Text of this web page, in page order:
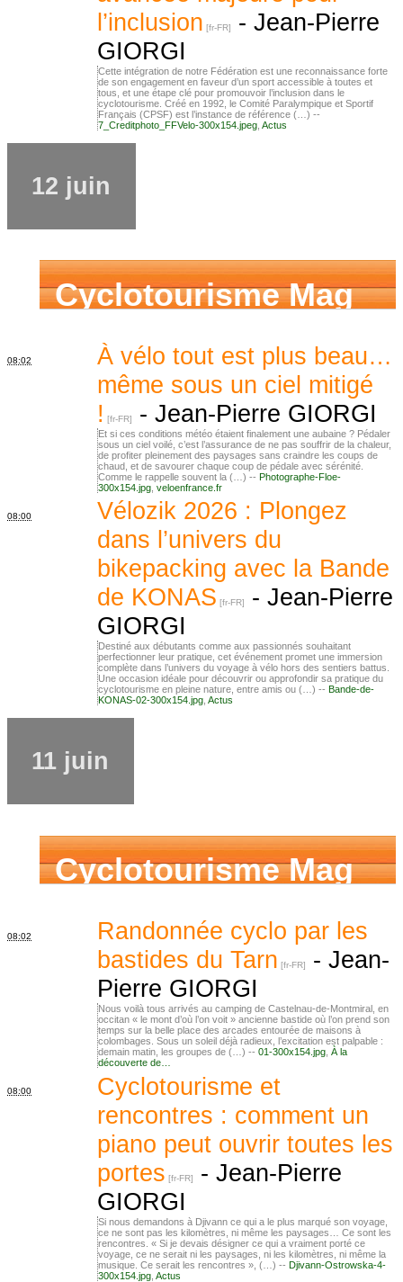
l’inclusion
- Jean-Pierre
GIORGI
Cette intégration de notre Fédération est une reconnaissance forte
de son engagement en faveur d’un sport accessible à toutes et
tous, et une étape clé pour promouvoir l’inclusion dans le
cyclotourisme. Créé en 1992, le Comité Paralympique et Sportif
Français (CPSF) est l’instance de référence (…) --
7_Creditphoto_FFVelo-300x154.jpeg Actus
12 juin
Cyclotourisme Mag
08:02
À vélo tout est plus beau…
même sous un ciel mitigé
!
- Jean-Pierre GIORGI
Et si ces conditions météo étaient finalement une aubaine ? Pédaler
sous un ciel voilé, c’est l’assurance de ne pas souffrir de la chaleur,
de profiter pleinement des paysages sans craindre les coups de
chaud, et de savourer chaque coup de pédale avec sérénité.
Comme le rappelle souvent la (…) -- Photographe-Floe-
300x154.jpg veloenfrance.fr
08:00
Vélozik 2026 : Plongez
dans l’univers du
bikepacking avec la Bande
de KONAS
- Jean-Pierre
GIORGI
Destiné aux débutants comme aux passionnés souhaitant
perfectionner leur pratique, cet événement promet une immersion
complète dans l’univers du voyage à vélo hors des sentiers battus.
Une occasion idéale pour découvrir ou approfondir sa pratique du
cyclotourisme en pleine nature, entre amis ou (…) -- Bande-de-
KONAS-02-300x154.jpg Actus
11 juin
Cyclotourisme Mag
08:02
Randonnée cyclo par les
bastides du Tarn
- Jean-
Pierre GIORGI
Nous voilà tous arrivés au camping de Castelnau-de-Montmiral, en
occitan « le mont d’où l’on voit » ancienne bastide où l’on prend son
temps sur la belle place des arcades entourée de maisons à
colombages. Sous un soleil déjà radieux, l’excitation est palpable :
demain matin, les groupes de (…) -- 01-300x154.jpg À la
découverte de…
08:00
Cyclotourisme et
rencontres : comment un
piano peut ouvrir toutes les
portes
- Jean-Pierre
GIORGI
Si nous demandons à Djivann ce qui a le plus marqué son voyage,
ce ne sont pas les kilomètres, ni même les paysages… Ce sont les
rencontres. « Si je devais désigner ce qui a vraiment porté ce
voyage, ce ne serait ni les paysages, ni les kilomètres, ni même la
musique. Ce serait les rencontres », (…) -- Djivann-Ostrowska-4-
300x154.jpg Actus